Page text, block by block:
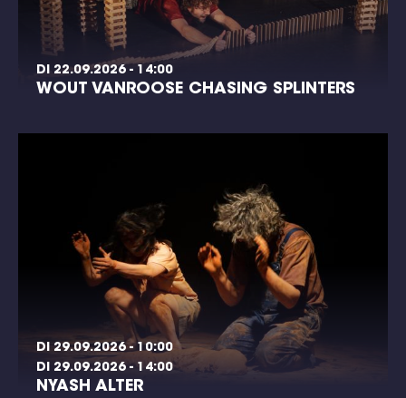
DI 22.09.2026 - 14:00
WOUT VANROOSE CHASING SPLINTERS
DI 29.09.2026 - 10:00
DI 29.09.2026 - 14:00
NYASH ALTER